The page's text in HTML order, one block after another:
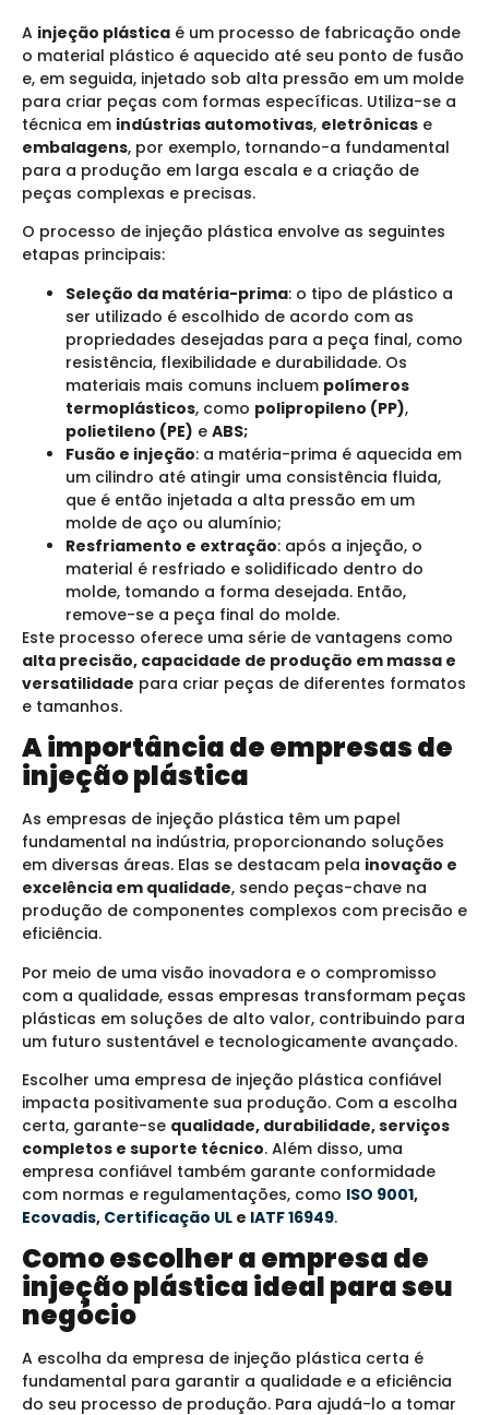
A injeção plástica é um processo de fabricação onde
o material plástico é aquecido até seu ponto de fusão
e, em seguida, injetado sob alta pressão em um molde
para criar peças com formas específicas. Utiliza-se a
técnica em indústrias automotivas, eletrônicas e
embalagens, por exemplo, tornando-a fundamental
para a produção em larga escala e a criação de
peças complexas e precisas.
O processo de injeção plástica envolve as seguintes
etapas principais:
Seleção da matéria-prima: o tipo de plástico a
ser utilizado é escolhido de acordo com as
propriedades desejadas para a peça final, como
resistência, flexibilidade e durabilidade. Os
materiais mais comuns incluem polímeros
termoplásticos, como polipropileno (PP),
polietileno (PE) e ABS;
Fusão e injeção: a matéria-prima é aquecida em
um cilindro até atingir uma consistência fluida,
que é então injetada a alta pressão em um
molde de aço ou alumínio;
Resfriamento e extração: após a injeção, o
material é resfriado e solidificado dentro do
molde, tomando a forma desejada. Então,
remove-se a peça final do molde.
Este processo oferece uma série de vantagens como
alta precisão, capacidade de produção em massa e
versatilidade para criar peças de diferentes formatos
e tamanhos.
A importância de empresas de
injeção plástica
As empresas de injeção plástica têm um papel
fundamental na indústria, proporcionando soluções
em diversas áreas. Elas se destacam pela inovação e
excelência em qualidade, sendo peças-chave na
produção de componentes complexos com precisão e
eficiência.
Por meio de uma visão inovadora e o compromisso
com a qualidade, essas empresas transformam peças
plásticas em soluções de alto valor, contribuindo para
um futuro sustentável e tecnologicamente avançado.
Escolher uma empresa de injeção plástica confiável
impacta positivamente sua produção. Com a escolha
certa, garante-se qualidade, durabilidade, serviços
completos e suporte técnico. Além disso, uma
empresa confiável também garante conformidade
com normas e regulamentações, como ISO 9001,
Ecovadis, Certificação UL e IATF 16949.
Como escolher a empresa de
injeção plástica ideal para seu
negócio
A escolha da empresa de injeção plástica certa é
fundamental para garantir a qualidade e a eficiência
do seu processo de produção. Para ajudá-lo a tomar